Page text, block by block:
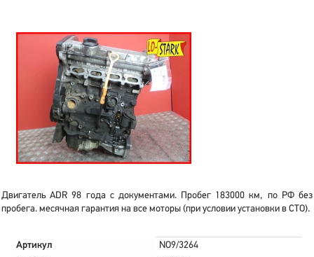
Двигатель ADR 98 года с документами. Пробег 183000 км, по РФ без
пробега. месячная гарантия на все моторы (при условии установки в СТО).
Артикул
NO9/3264